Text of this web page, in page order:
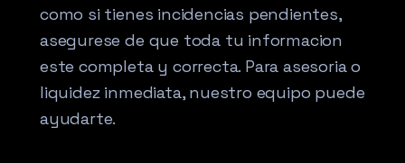
como si tienes incidencias pendientes,
asegurese de que toda tu informacion
este completa y correcta. Para asesoria o
liquidez inmediata, nuestro equipo puede
ayudarte.